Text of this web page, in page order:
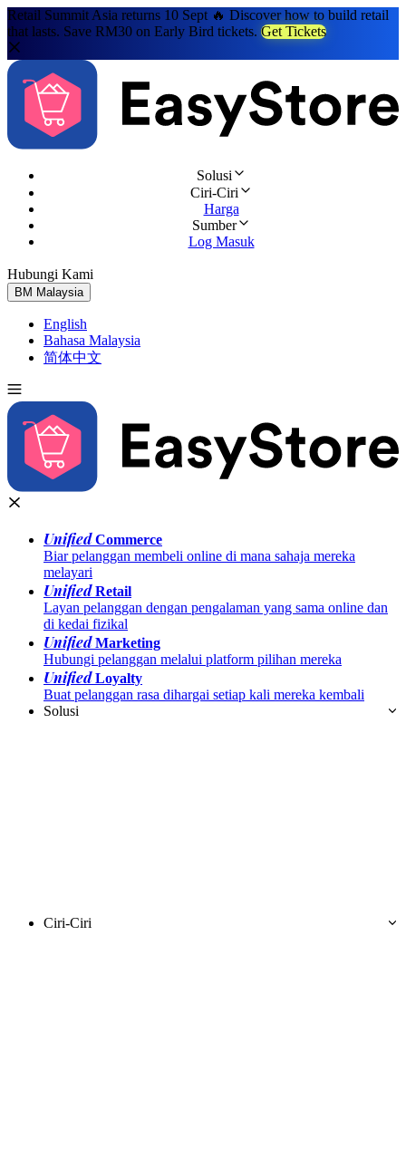
Retail Summit Asia returns 10 Sept 🔥 Discover how to build retail
that lasts. Save RM30 on Early Bird tickets. Get Tickets
Solusi
Ciri-Ciri
Harga
Sumber
Log Masuk
Hubungi Kami
BM Malaysia
English
Bahasa Malaysia
简体中文
UnifiedCommerce
Biar pelanggan membeli online di mana sahaja mereka
melayari
UnifiedRetail
Layan pelanggan dengan pengalaman yang sama online dan
di kedai fizikal
UnifiedMarketing
Hubungi pelanggan melalui platform pilihan mereka
UnifiedLoyalty
Buat pelanggan rasa dihargai setiap kali mereka kembali
Solusi
Ciri-Ciri